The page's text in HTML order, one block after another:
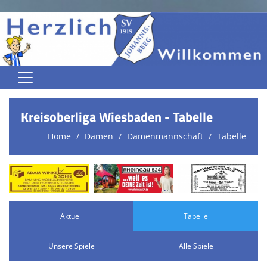
Home
Jugend
Damen
Trainingszeiten
Kontaktformular
Kreisoberliga Wiesbaden - Tabelle
Home Damen Damenmannschaft Tabelle
Aktuell Tabelle
Unsere Spiele Alle Spiele